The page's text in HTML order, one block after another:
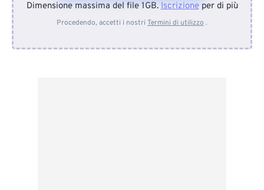
Dal dispositivo
Dimensione massima del file 1GB.Iscrizioneper di più
Procedendo, accetti i nostri Termini di utilizzo .